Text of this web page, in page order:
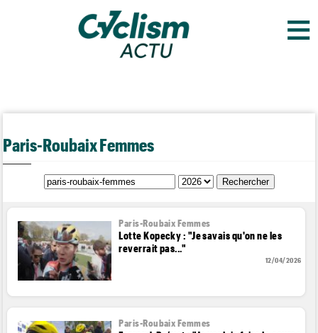
≡
Paris-Roubaix Femmes
Paris-Roubaix Femmes
Lotte Kopecky : "Je savais qu'on ne les
reverrait pas..."
12/04/2026
Paris-Roubaix Femmes